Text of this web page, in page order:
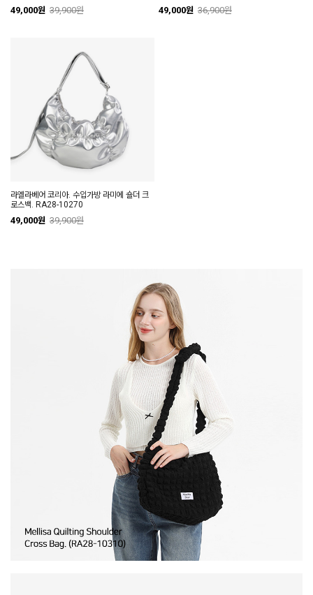
49,000원 39,900원 49,000원 36,900원
라엘라베어 코리아. 수입가방 라미에 숄더 크
로스백. RA28-10270
49,000원 39,900원